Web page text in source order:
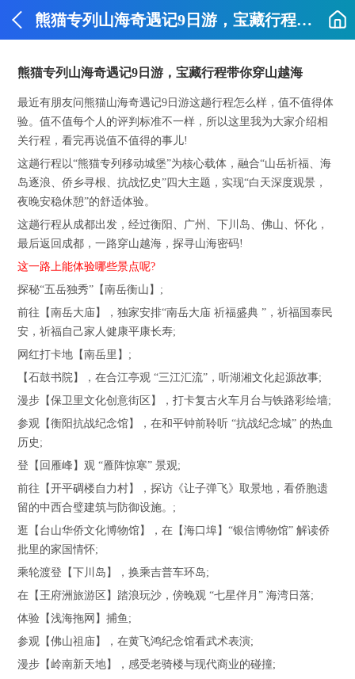
熊猫专列山海奇遇记9日游，宝藏行程带你穿山越海
熊猫专列山海奇遇记9日游，宝藏行程带你穿山越海
最近有朋友问熊猫山海奇遇记9日游这趟行程怎么样，值不值得体
验。值不值每个人的评判标准不一样，所以这里我为大家介绍相
关行程，看完再说值不值得的事儿!
这趟行程以“熊猫专列移动城堡”为核心载体，融合“山岳祈福、海
岛逐浪、侨乡寻根、抗战忆史”四大主题，实现“白天深度观景，
夜晚安稳休憩”的舒适体验。
这趟行程从成都出发，经过衡阳、广州、下川岛、佛山、怀化，
最后返回成都，一路穿山越海，探寻山海密码!
这一路上能体验哪些景点呢?
探秘“五岳独秀”【南岳衡山】;
前往【南岳大庙】，独家安排“南岳大庙 祈福盛典 ”，祈福国泰民
安，祈福自己家人健康平康长寿;
网红打卡地【南岳里】;
【石鼓书院】，在合江亭观 “三江汇流”，听湖湘文化起源故事;
漫步【保卫里文化创意街区】，打卡复古火车月台与铁路彩绘墙;
参观【衡阳抗战纪念馆】，在和平钟前聆听 “抗战纪念城” 的热血
历史;
登【回雁峰】观 “雁阵惊寒” 景观;
前往【开平碉楼自力村】，探访《让子弹飞》取景地，看侨胞遗
留的中西合璧建筑与防御设施。;
逛【台山华侨文化博物馆】，在【海口埠】“银信博物馆” 解读侨
批里的家国情怀;
乘轮渡登【下川岛】，换乘吉普车环岛;
在【王府洲旅游区】踏浪玩沙，傍晚观 “七星伴月” 海湾日落;
体验【浅海拖网】捕鱼;
参观【佛山祖庙】，在黄飞鸿纪念馆看武术表演;
漫步【岭南新天地】，感受老骑楼与现代商业的碰撞;